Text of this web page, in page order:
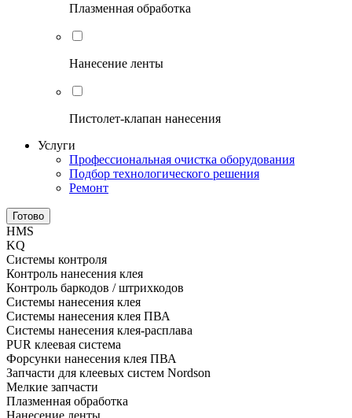
Плазменная обработка
Нанесение ленты
Пистолет-клапан нанесения
Услуги
Профессиональная очистка оборудования
Подбор технологического решения
Ремонт
Готово
HMS
KQ
Системы контроля
Контроль нанесения клея
Контроль баркодов / штрихкодов
Системы нанесения клея
Системы нанесения клея ПВА
Системы нанесения клея-расплава
PUR клеевая система
Форсунки нанесения клея ПВА
Запчасти для клеевых систем Nordson
Мелкие запчасти
Плазменная обработка
Нанесение ленты